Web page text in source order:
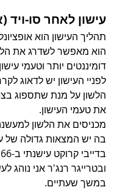
עישון לאחר סו-ויד
תהליך העישון הוא
הוא מאפשר לשדרג את
דומיננטים יותר וטעמי
לפניי העישון יש לדאוג
הלשון על מנת שתספוג
את טעמי העישון.
מכניסים את הלשון
בה יש המצאות גדולה של
במשך שעתיים.